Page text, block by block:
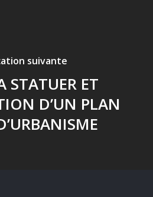
suivante
STATUER ET
D’UN PLAN